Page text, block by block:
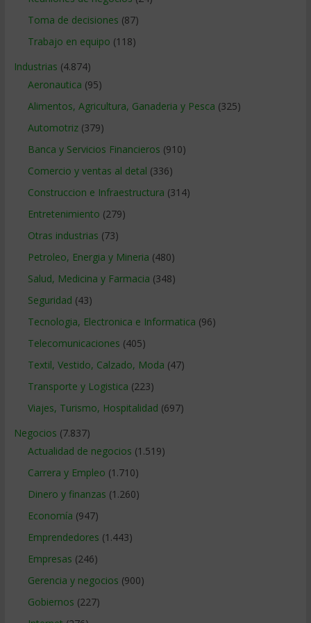
Toma de decisiones (87)
Trabajo en equipo (118)
Industrias (4.874)
Aeronautica (95)
Alimentos, Agricultura, Ganaderia y Pesca (325)
Automotriz(379)
Banca y Servicios Financieros (910)
Comercio y ventas al detal (336)
Construccion e Infraestructura (314)
Entretenimiento (279)
Otras industrias (73)
Petroleo, Energia y Mineria (480)
Salud, Medicina y Farmacia (348)
Seguridad (43)
Tecnologia, Electronica e Informatica (96)
Telecomunicaciones (405)
Textil, Vestido, Calzado, Moda (47)
Transporte y Logistica (223)
Viajes, Turismo, Hospitalidad (697)
Negocios (7.837)
Actualidad de negocios (1.519)
Carrera y Empleo (1.710)
Dinero y finanzas (1.260)
Economía (947)
Emprendedores (1.443)
Empresas (246)
Gerencia y negocios (900)
Gobiernos (227)